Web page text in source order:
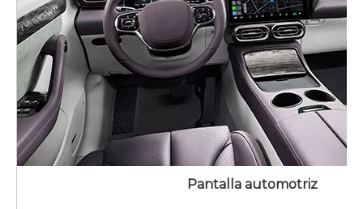
Pantalla automotriz